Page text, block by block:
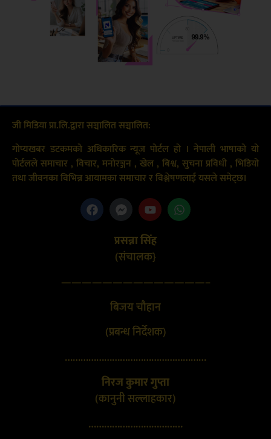
जी मिडिया प्रा.लि.द्वारा सञ्चालित सञ्चालित:
गोप्यखबर डटकमको अधिकारिक न्यूज पोर्टल हो । नेपाली भाषाको यो
पोर्टलले समाचार , विचार, मनोरञ्जन , खेल , बिश्व, सुचना प्रविधी , भिडियो
तथा जीवनका विभिन्न आयामका समाचार र विश्लेषणलाई यसले समेट्छ।
प्रसन्ना सिंह
(संचालक}
——————————————–
बिजय चौहान
(प्रबन्ध निर्देशक)
………………………………………………
निरज कुमार गुप्ता
(कानुनी सल्लाहकार)
………………………………